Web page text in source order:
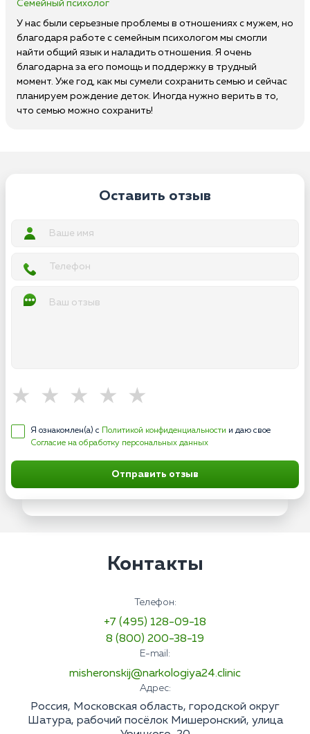
Семейный психолог
У нас были серьезные проблемы в отношениях с мужем, но
благодаря работе с семейным психологом мы смогли
найти общий язык и наладить отношения. Я очень
благодарна за его помощь и поддержку в трудный
момент. Уже год, как мы сумели сохранить семью и сейчас
планируем рождение деток. Иногда нужно верить в то,
что семью можно сохранить!
Оставить отзыв
Я ознакомлен(а) с Политикой конфиденциальности и даю свое
Согласие на обработку персональных данных
Отправить отзыв
Контакты
Телефон:
+7 (495) 128-09-18
8 (800) 200-38-19
E-mail:
misheronskij@narkologiya24.clinic
Адрес:
Россия, Московская область, городской округ
Шатура, рабочий посёлок Мишеронский, улица